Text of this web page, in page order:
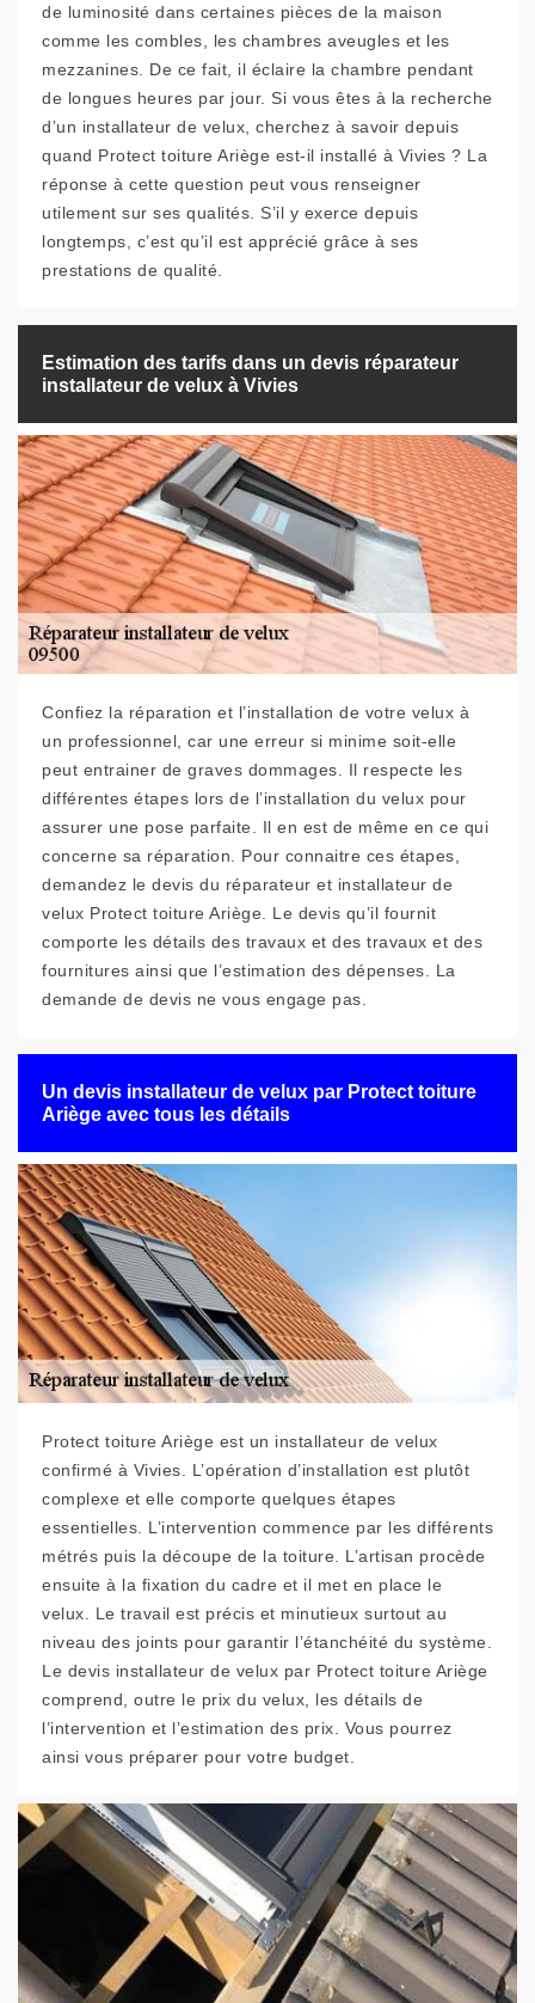
de luminosité dans certaines pièces de la maison
comme les combles, les chambres aveugles et les
mezzanines. De ce fait, il éclaire la chambre pendant
de longues heures par jour. Si vous êtes à la recherche
d’un installateur de velux, cherchez à savoir depuis
quand Protect toiture Ariège est-il installé à Vivies ? La
réponse à cette question peut vous renseigner
utilement sur ses qualités. S’il y exerce depuis
longtemps, c’est qu’il est apprécié grâce à ses
prestations de qualité.
Estimation des tarifs dans un devis réparateur
installateur de velux à Vivies
Confiez la réparation et l’installation de votre velux à
un professionnel, car une erreur si minime soit-elle
peut entrainer de graves dommages. Il respecte les
différentes étapes lors de l’installation du velux pour
assurer une pose parfaite. Il en est de même en ce qui
concerne sa réparation. Pour connaitre ces étapes,
demandez le devis du réparateur et installateur de
velux Protect toiture Ariège. Le devis qu’il fournit
comporte les détails des travaux et des travaux et des
fournitures ainsi que l’estimation des dépenses. La
demande de devis ne vous engage pas.
Un devis installateur de velux par Protect toiture
Ariège avec tous les détails
Protect toiture Ariège est un installateur de velux
confirmé à Vivies. L’opération d’installation est plutôt
complexe et elle comporte quelques étapes
essentielles. L’intervention commence par les différents
métrés puis la découpe de la toiture. L’artisan procède
ensuite à la fixation du cadre et il met en place le
velux. Le travail est précis et minutieux surtout au
niveau des joints pour garantir l’étanchéité du système.
Le devis installateur de velux par Protect toiture Ariège
comprend, outre le prix du velux, les détails de
l’intervention et l’estimation des prix. Vous pourrez
ainsi vous préparer pour votre budget.